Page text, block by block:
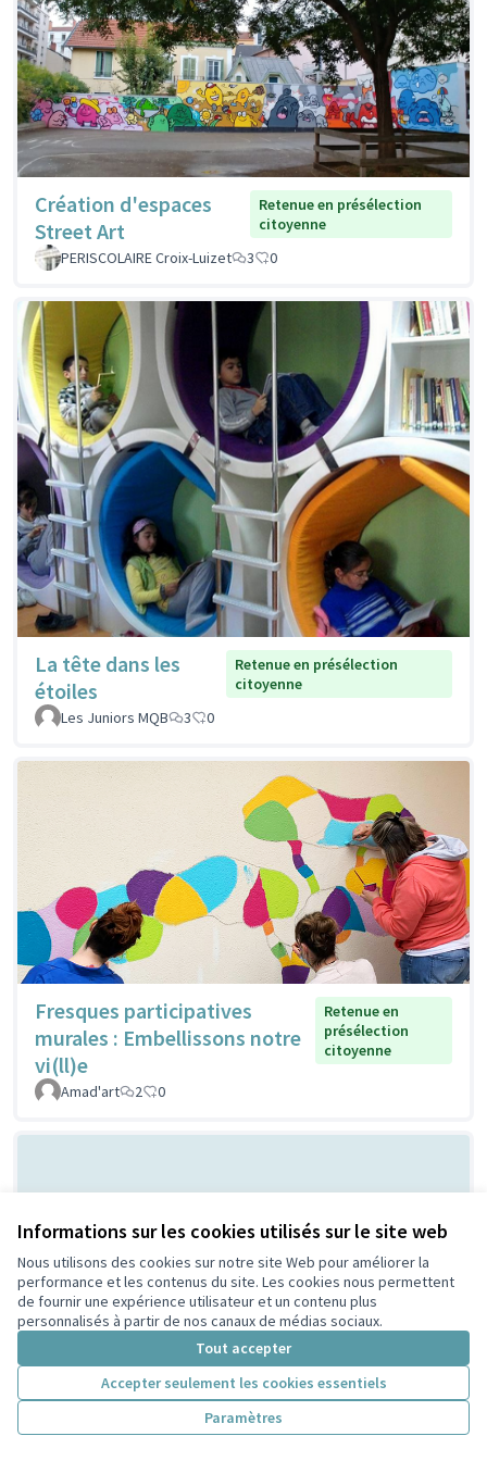
Informations sur les cookies utilisés sur le site web
Nous utilisons des cookies sur notre site Web pour améliorer la
performance et les contenus du site. Les cookies nous permettent
de fournir une expérience utilisateur et un contenu plus
personnalisés à partir de nos canaux de médias sociaux.
Tout accepter
Accepter seulement les cookies essentiels
Paramètres
Création d'espaces
Street Art
Retenue en présélection
citoyenne
PERISCOLAIRE Croix-Luizet
3 0
La tête dans les
étoiles
Retenue en présélection
citoyenne
Les Juniors MQB
3 0
Fresques participatives
murales : Embellissons notre
vi(ll)e
Retenue en
présélection
citoyenne
Amad'art 2 0
Les cabanes à
Retenue en présélection
citoyenne
PeriscoZay
2 0